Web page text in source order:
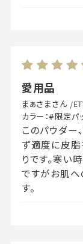
愛用品
まぁさまさん /
カラー：#限定パ
このパウダー
ず適度に皮脂
りです。寒い
ですがお肌へ
す。